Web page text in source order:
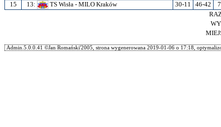
15
13: TS Wisła - MILO Kraków 30-11 46-42
Admin.5.0.0.41 ©Jan Romański'2005, strona wygenerowana 2019-01-06 o 17:18,